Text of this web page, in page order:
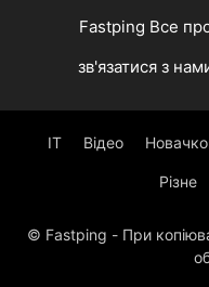
Fastping Все
зв'язатися з
IT Відео
Різне
© Fastping - При